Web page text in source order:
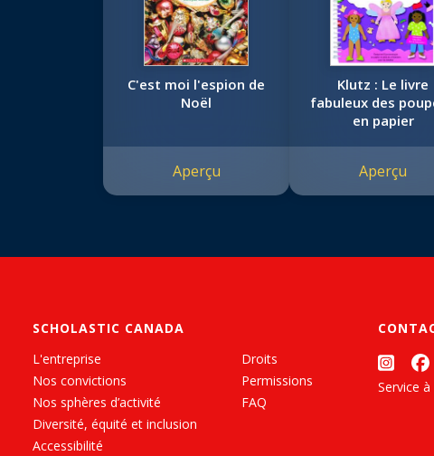
C'est moi l'espion de
Noël
Aperçu
Klutz : Le livre
fabuleux des
en papier
Aperçu
SCHOLASTIC CANADA
L'entreprise
Nos convictions
Nos sphères d’activité
Diversité, équité et inclusion
Accessibilité
Droits
Permissions
FAQ
Service